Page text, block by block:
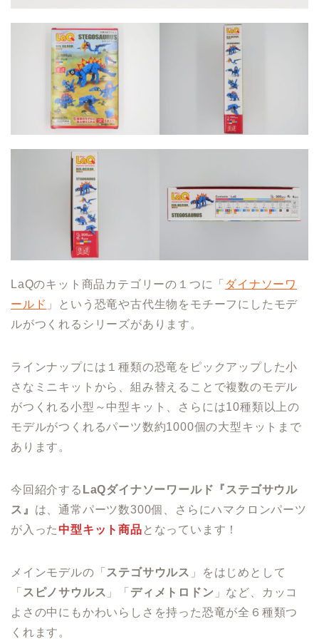
LaQのキット商品カテゴリーの１つに「 ダイナソーワ
ールド 」という恐竜や古代生物をモチーフにしたモデ
ルがつくれるシリーズがあります。
ラインナップには１種類の恐竜をピックアップした小
さなミニキットから、組み替えることで複数のモデル
がつくれる小型～中型キット、さらには10種類以上の
モデルがつくれるパーツ数約1000個の大型キットまで
あります。
今回紹介する LaQダイナソーワールド 『ステゴサウル
ス』 は、通常パーツ数300個、さらにハマクロンパーツ
が入った 中型キット商品 となっています！
メインモデルの「 ステゴサウルス 」をはじめとして
「 スピノサウルス 」「 ディメトロドン 」など、カッコ
よさの中にもかわいらしさを持った恐竜が全６種類つ
くれます。